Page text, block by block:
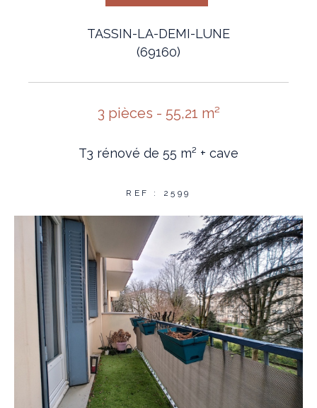
TASSIN-LA-DEMI-LUNE
(69160)
3 pièces - 55,21 m²
T3 rénové de 55 m² + cave
REF : 2599